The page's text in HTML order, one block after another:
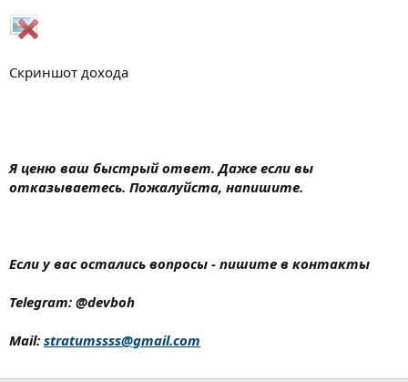
Скриншот дохода
Я ценю ваш быстрый ответ. Даже если вы
отказываетесь. Пожалуйста, напишите.
Если у вас остались вопросы - пишите в контакты
Telegram: @devboh
Mail: stratumssss@gmail.com